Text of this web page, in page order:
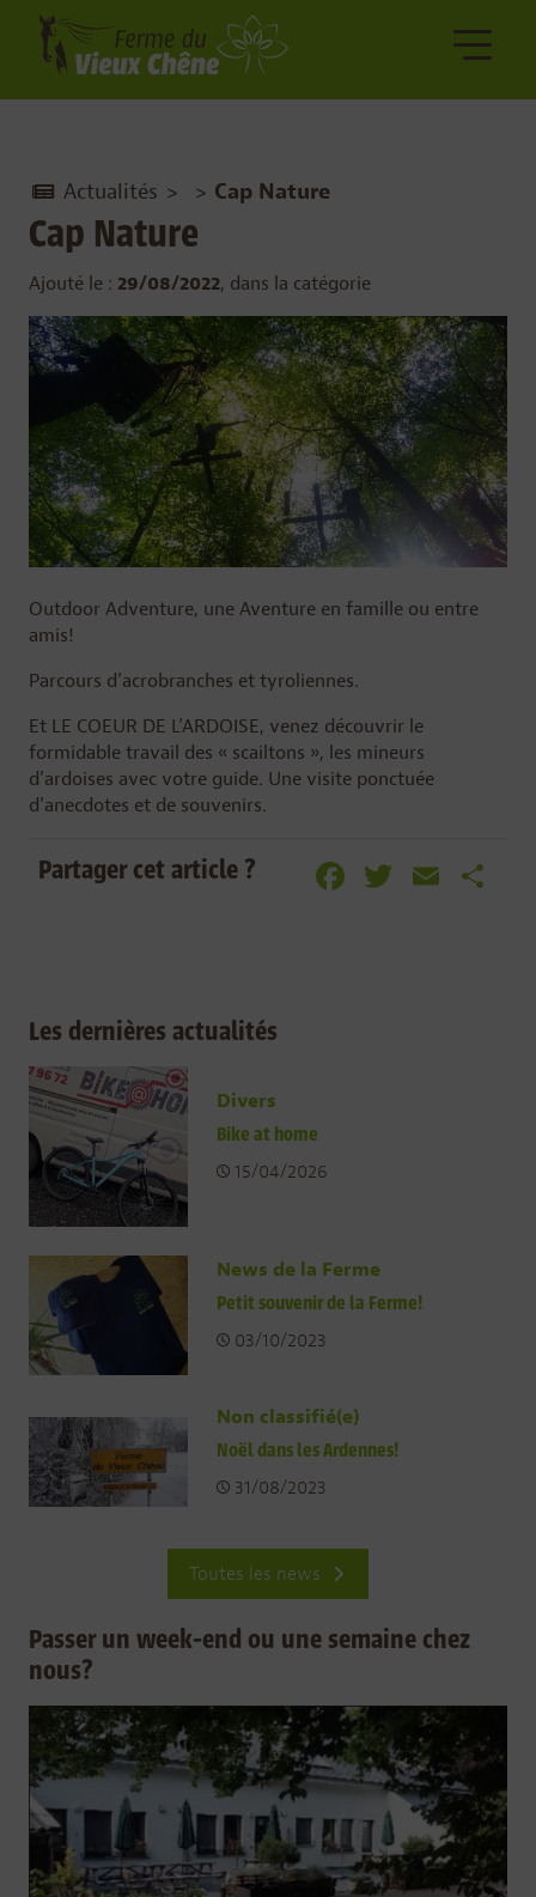
Actualités > > Cap Nature
Cap Nature
Ajouté le : 29/08/2022, dans la catégorie
Outdoor Adventure, une Aventure en famille ou entre
amis!
Parcours d’acrobranches et tyroliennes.
Et LE COEUR DE L’ARDOISE, venez découvrir le
formidable travail des « scailtons », les mineurs
d’ardoises avec votre guide. Une visite ponctuée
d’anecdotes et de souvenirs.
Partager cet article ? Facebook
Twitter
Les dernières actualités
Divers
Bike at home
15/04/2026
News de la Ferme
Petit souvenir de la Ferme!
03/10/2023
Non classifié(e)
Noël dans les Ardennes!
31/08/2023
Toutes les news
Passer un week-end ou une semaine chez
nous?